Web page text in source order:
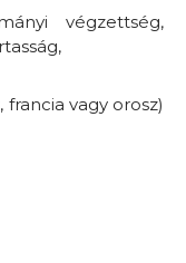
végzettség,
vagy orosz)